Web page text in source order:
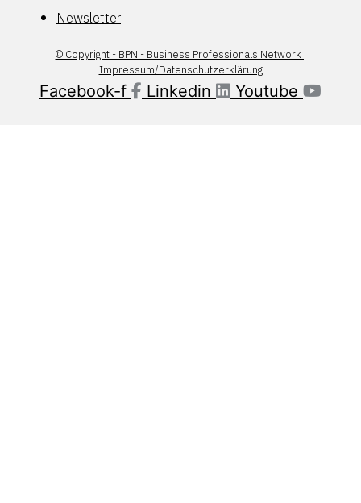
Newsletter
© Copyright - BPN - Business Professionals Network |
Impressum/Datenschutzerklärung
Facebook-f Linkedin Youtube